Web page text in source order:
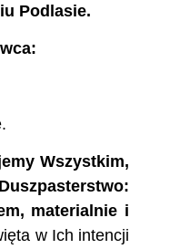
Podlasie.
Wszystkim,
materialnie i
w Ich intencji